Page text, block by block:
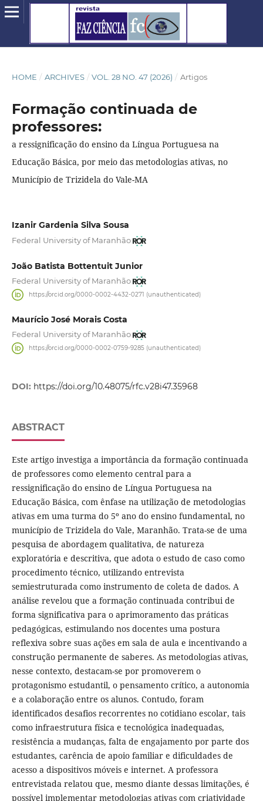
HOME / ARCHIVES / VOL. 28 NO. 47 (2026) / Artigos
Formação continuada de
professores:
a ressignificação do ensino da Língua Portuguesa na
Educação Básica, por meio das metodologias ativas, no
Município de Trizidela do Vale-MA
Izanir Gardenia Silva Sousa
Federal University of Maranhão
João Batista Bottentuit Junior
Federal University of Maranhão
https://orcid.org/0000-0002-4432-0271 (unauthenticated)
Maurício José Morais Costa
Federal University of Maranhão
https://orcid.org/0000-0002-0759-9285 (unauthenticated)
DOI: https://doi.org/10.48075/rfc.v28i47.35968
ABSTRACT
Este artigo investiga a importância da formação continuada
de professores como elemento central para a
ressignificação do ensino de Língua Portuguesa na
Educação Básica, com ênfase na utilização de metodologias
ativas em uma turma do 5º ano do ensino fundamental, no
município de Trizidela do Vale, Maranhão. Trata-se de uma
pesquisa de abordagem qualitativa, de natureza
exploratória e descritiva, que adota o estudo de caso como
procedimento técnico, utilizando entrevista
semiestruturada como instrumento de coleta de dados. A
análise revelou que a formação continuada contribui de
forma significativa para o aprimoramento das práticas
pedagógicas, estimulando nos docentes uma postura
reflexiva sobre suas ações em sala de aula e incentivando a
construção permanente de saberes. As metodologias ativas,
nesse contexto, destacam-se por promoverem o
protagonismo estudantil, o pensamento crítico, a autonomia
e a colaboração entre os alunos. Contudo, foram
identificados desafios recorrentes no cotidiano escolar, tais
como infraestrutura física e tecnológica inadequadas,
resistência a mudanças, falta de engajamento por parte dos
estudantes, carência de apoio familiar e dificuldades de
acesso a dispositivos móveis e internet. A professora
entrevistada relatou que, mesmo diante dessas limitações, é
possível implementar metodologias ativas com criatividade